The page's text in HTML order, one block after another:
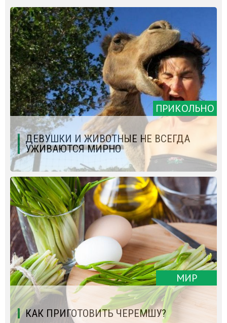
ПРИКОЛЬНО
ДЕВУШКИ И ЖИВОТНЫЕ НЕ ВСЕГДА
УЖИВАЮТСЯ МИРНО
МИР
КАК ПРИГОТОВИТЬ ЧЕРЕМШУ?